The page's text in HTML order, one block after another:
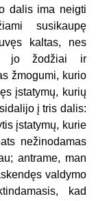
dalis ima neigti
susikaupę
kaltas, nes
jo žodžiai ir
žmogumi, kurio
įstatymų, kurių
į tris dalis:
įstatymų, kurie
nežinodamas
antrame, man
valdymo
kad